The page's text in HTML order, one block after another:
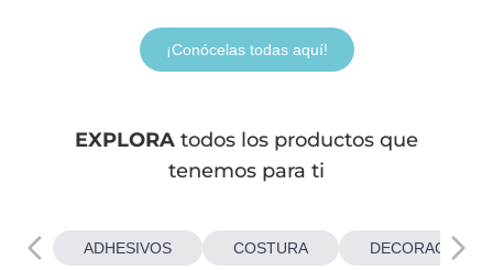
¡Conócelas todas aquí!
EXPLORA todos los productos que
tenemos para ti
ADHESIVOS COSTURA